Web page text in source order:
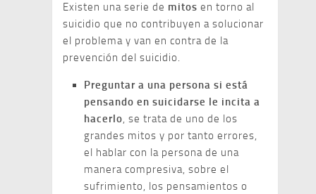
Existen una serie de mitos en torno al
suicidio que no contribuyen a solucionar
el problema y van en contra de la
prevención del suicidio.
Preguntar a una persona si está
pensando en suicidarse le incita a
hacerlo, se trata de uno de los
grandes mitos y por tanto errores,
el hablar con la persona de una
manera compresiva, sobre el
sufrimiento, los pensamientos o